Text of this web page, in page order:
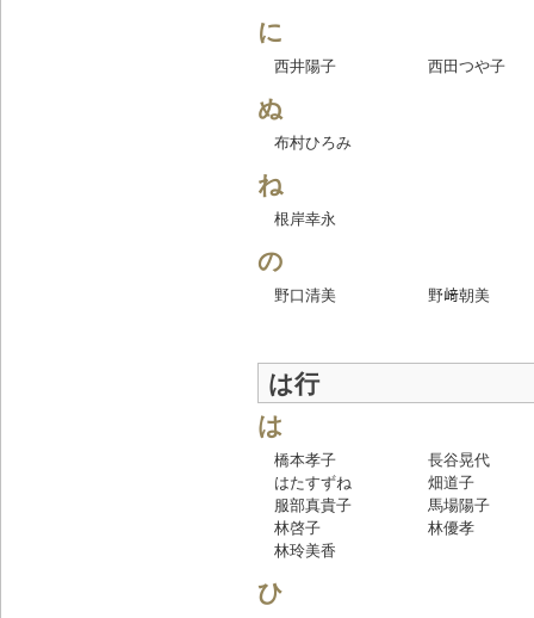
に
西井陽子 西田つや子
ぬ
布村ひろみ
ね
根岸幸永
の
野口清美 野﨑朝美
は行
は
橋本孝子
長谷晃代
はたすずね
畑道子
服部真貴子
馬場陽子
林啓子
林優孝
林玲美香
ひ